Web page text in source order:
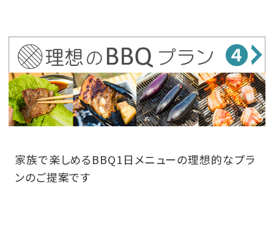
家族で楽しめるBBQ1日メニューの理想的なプラ
ンのご提案です